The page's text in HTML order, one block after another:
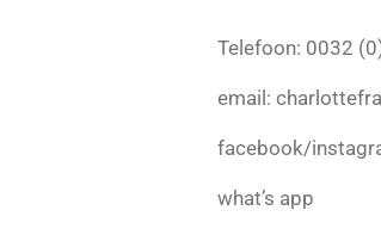
Telefoon: 0032
email:
facebook/
what’s app